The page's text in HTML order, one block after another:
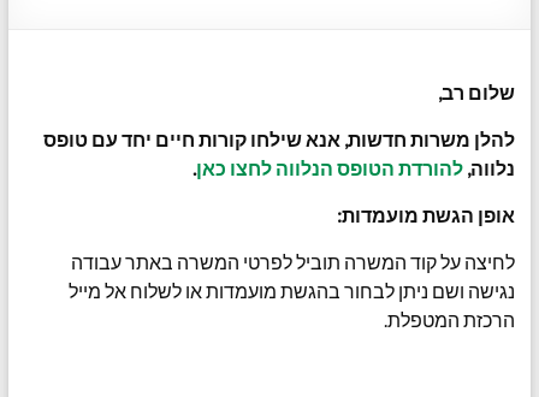
שלום רב,
להלן משרות חדשות, אנא שילחו קורות חיים יחד עם טופס
נלווה, להורדת הטופס הנלווה לחצו כאן.
אופן הגשת מועמדות:
לחיצה על קוד המשרה תוביל לפרטי המשרה באתר עבודה
נגישה ושם ניתן לבחור בהגשת מועמדות או לשלוח אל מייל
הרכזת המטפלת.